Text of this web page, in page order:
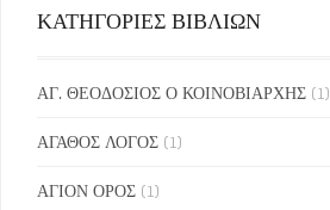
ΚΑΤΗΓΟΡΙΕΣ ΒΙΒΛΙΩΝ
ΑΓ. ΘΕΟΔΟΣΙΟΣ Ο ΚΟΙΝΟΒΙΑΡΧΗΣ (1)
ΑΓΑΘΟΣ ΛΟΓΟΣ (1)
ΑΓΙΟΝ ΟΡΟΣ (1)